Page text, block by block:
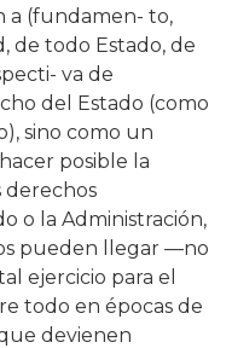
a (fundamen- to,
de todo Estado, de
va de
del Estado (como
sino como un
posible la
derechos
o la Administración,
pueden llegar —no
ejercicio para el
todo en épocas de
devienen